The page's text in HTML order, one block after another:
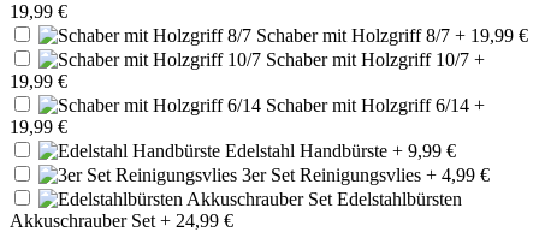
19,99 €
Schaber mit Holzgriff 8/7 + 19,99 €
Schaber mit Holzgriff 10/7 +
19,99 €
Schaber mit Holzgriff 6/14 +
19,99 €
Edelstahl Handbürste + 9,99 €
3er Set Reinigungsvlies + 4,99 €
Edelstahlbürsten
Akkuschrauber Set + 24,99 €